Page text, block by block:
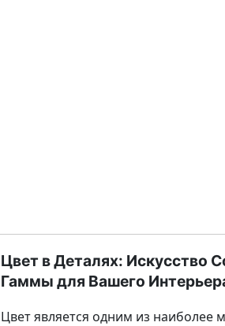
Цвет в Деталях: Искусство
Гаммы для Вашего
Цвет является одним из наиболее